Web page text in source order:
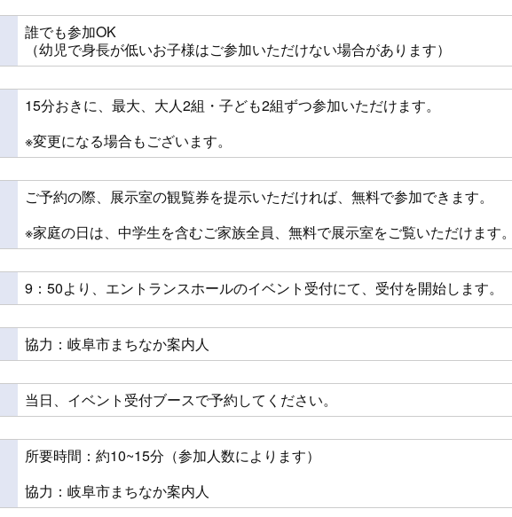
誰でも参加OK
（幼児で身長が低いお子様はご参加いただけない場合があります）
15分おきに、最大、大人2組・子ども2組ずつ参加いただけます。
※変更になる場合もございます。
ご予約の際、展示室の観覧券を提示いただければ、無料で参加できます。
※家庭の日は、中学生を含むご家族全員、無料で展示室をご覧いただけます
9：50より、エントランスホールのイベント受付にて、受付を開始します。
協力：岐阜市まちなか案内人
当日、イベント受付ブースで予約してください。
所要時間：約10~15分（参加人数によります）
協力：岐阜市まちなか案内人